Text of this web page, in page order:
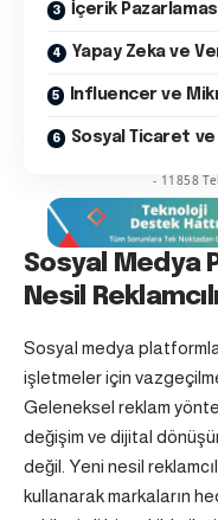
İçerik
Yapay Zeka ve
Influencer ve
Sosyal Ticaret ve
- 11858
Sosyal Medya
Nesil
Sosyal medya
işletmeler için
Geleneksel reklam
değişim ve dijital
değil. Yeni nesil
kullanarak markaların